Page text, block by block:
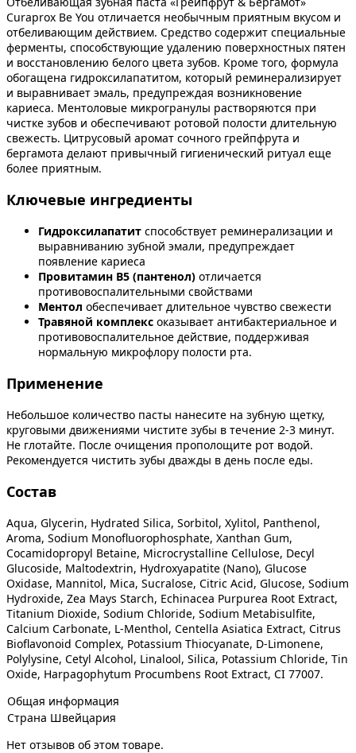
Curaprox Be You отличается необычным приятным вкусом и
отбеливающим действием. Средство содержит специальные
ферменты, способствующие удалению поверхностных пятен
и восстановлению белого цвета зубов. Кроме того, формула
обогащена гидроксилапатитом, который реминерализирует
и выравнивает эмаль, предупреждая возникновение
кариеса. Ментоловые микрогранулы растворяются при
чистке зубов и обеспечивают ротовой полости длительную
свежесть. Цитрусовый аромат сочного грейпфрута и
бергамота делают привычный гигиенический ритуал еще
более приятным.
Ключевые ингредиенты
Гидроксилапатит способствует реминерализации и
выравниванию зубной эмали, предупреждает
появление кариеса
Провитамин B5 (пантенол) отличается
противовоспалительными свойствами
Ментол обеспечивает длительное чувство свежести
Травяной комплекс оказывает антибактериальное и
противовоспалительное действие, поддерживая
нормальную микрофлору полости рта.
Применение
Небольшое количество пасты нанесите на зубную щетку,
круговыми движениями чистите зубы в течение 2-3 минут.
Не глотайте. После очищения прополощите рот водой.
Рекомендуется чистить зубы дважды в день после еды.
Состав
Aqua, Glycerin, Hydrated Silica, Sorbitol, Xylitol, Panthenol,
Aroma, Sodium Monofluorophosphate, Xanthan Gum,
Cocamidopropyl Betaine, Microcrystalline Cellulose, Decyl
Glucoside, Maltodextrin, Hydroxyapatite (Nano), Glucose
Oxidase, Mannitol, Mica, Sucralose, Citric Acid, Glucose, Sodium
Hydroxide, Zea Mays Starch, Echinacea Purpurea Root Extract,
Titanium Dioxide, Sodium Chloride, Sodium Metabisulfite,
Calcium Carbonate, L-Menthol, Centella Asiatica Extract, Citrus
Bioflavonoid Complex, Potassium Thiocyanate, D-Limonene,
Polylysine, Cetyl Alcohol, Linalool, Silica, Potassium Chloride, Tin
Oxide, Harpagophytum Procumbens Root Extract, CI 77007.
Общая информация
Страна Швейцария
Нет отзывов об этом товаре.